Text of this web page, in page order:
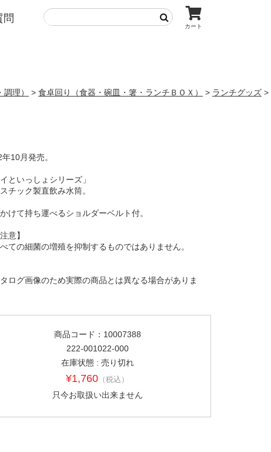
カート
問
理） > 食卓回り（食器・碗皿・箸・ランチＢＯＸ） > ランチグッズ >
10月発売。
イといっしょシリーズ」
チック製直飲み水筒。
けて持ち運べるショルダーベルト付。
意】
ての細菌の増殖を抑制するものではありません。
ログ画像のため実際の商品とは異なる場合がありま
商品コード：10007388
222-001022-000
在庫状態 : 売り切れ
¥1,760 （税込）
只今お取扱い出来ません